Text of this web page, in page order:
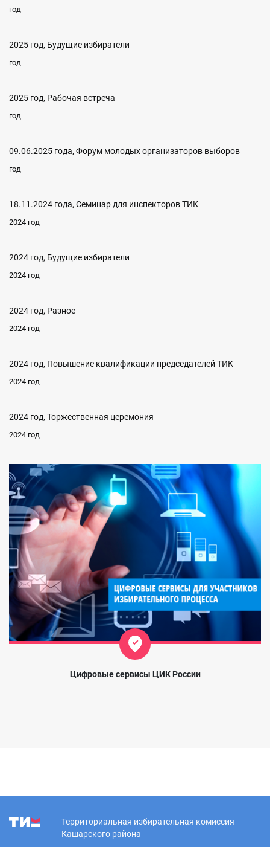
год
2025 год, Будущие избиратели
год
2025 год, Рабочая встреча
год
09.06.2025 года, Форум молодых организаторов выборов
год
18.11.2024 года, Семинар для инспекторов ТИК
2024 год
2024 год, Будущие избиратели
2024 год
2024 год, Разное
2024 год
2024 год, Повышение квалификации председателей ТИК
2024 год
2024 год, Торжественная церемония
2024 год
Цифровые сервисы ЦИК России
Территориальная избирательная комиссия
Кашарского района